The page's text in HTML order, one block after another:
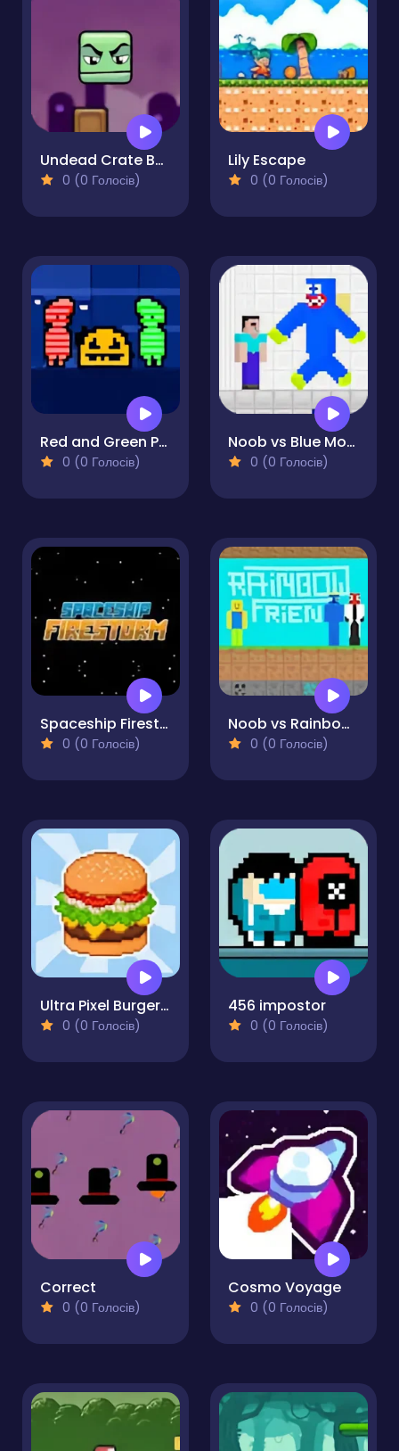
Undead Crate Boy
0 (0 Голосів)
Lily Escape
0 (0 Голосів)
Red and Green Pumpkin
0 (0 Голосів)
Noob vs Blue Monster
0 (0 Голосів)
Spaceship Firestorm
0 (0 Голосів)
Noob vs Rainbow Friends
0 (0 Голосів)
Ultra Pixel Burgeria
0 (0 Голосів)
456 impostor
0 (0 Голосів)
Correct
0 (0 Голосів)
Cosmo Voyage
0 (0 Голосів)